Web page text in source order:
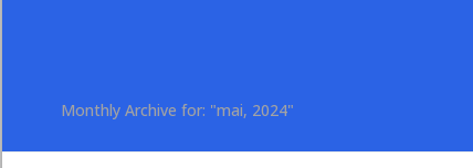
Monthly Archive for: "mai, 2024"